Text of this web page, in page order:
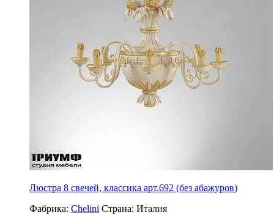
Люстра 8 свечей, классика арт.692 (без абажуров)
Фабрика: Chelini Страна: Италия